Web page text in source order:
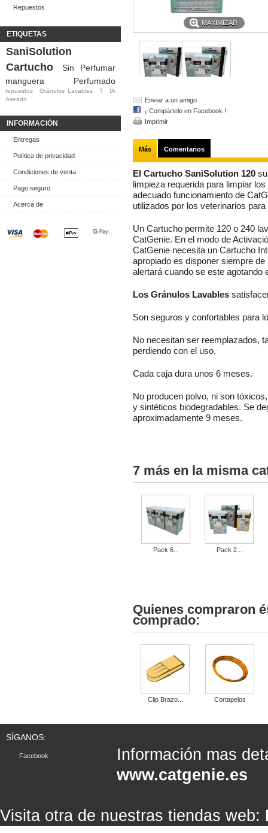
Repuestos
ETIQUETAS
SaniSolution
Cartucho
Sin Perfumar
manguera
Perfumado
repuestos Gránulos Lavables T
IA
Aseado
INFORMACIÓN
Entregas
Política de privacidad
Condiciones de venta
Pago seguro
Acerca de
MAXIMIZAR
Enviar a un amigo
¡ Compártelo en Facebook !
Imprimir
Más Comentarios
El Cartucho SaniSolution 120
limpieza requerida para limpiar
adecuado funcionamiento de
utilizados por los veterinarios
Un Cartucho permite 120 o 240
CatGenie. En el modo de
CatGenie necesita un Cartucho
apropiado es disponer siempre
alertará cuando se este agotando
Los Gránulos Lavables
Son seguros y confortables para
No necesitan ser reemplazados,
perdiendo con el uso.
Cada caja dura unos 6 meses.
No producen polvo, ni son
y sintéticos biodegradables. Se
aproximadamente 9 meses.
7 más en la misma
Pack 6... Pack 2...
Quienes compraron
comprado:
Clip Brazo... Cortapelos
SÍGANOS:
Facebook
Información mas
www.catgenie.es
Visita otra de nuestras tiendas web: